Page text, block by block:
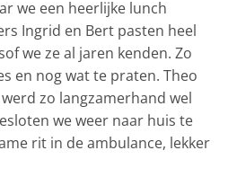
we een heerlijke lunch
Ingrid en Bert pasten heel
we ze al jaren kenden. Zo
en nog wat te praten. Theo
zo langzamerhand wel
we weer naar huis te
rit in de ambulance, lekker